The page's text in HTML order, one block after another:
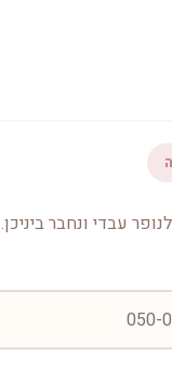
עבדי ונחבר ביניכן.